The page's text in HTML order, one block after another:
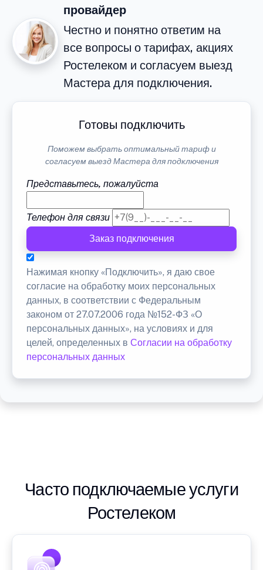
провайдер
Честно и понятно ответим на
все вопросы о тарифах, акциях
Ростелеком и согласуем выезд
Мастера для подключения.
Готовы подключить
Поможем выбрать оптимальный тариф и
согласуем выезд Мастера для подключения
Представьтесь, пожалуйста
Телефон для связи
Заказ подключения
Нажимая кнопку «Подключить», я даю свое
согласие на обработку моих персональных
данных, в соответствии с Федеральным
законом от 27.07.2006 года №152-ФЗ «О
персональных данных», на условиях и для
целей, определенных в Согласии на обработку
персональных данных
Часто подключаемые услуги
Ростелеком